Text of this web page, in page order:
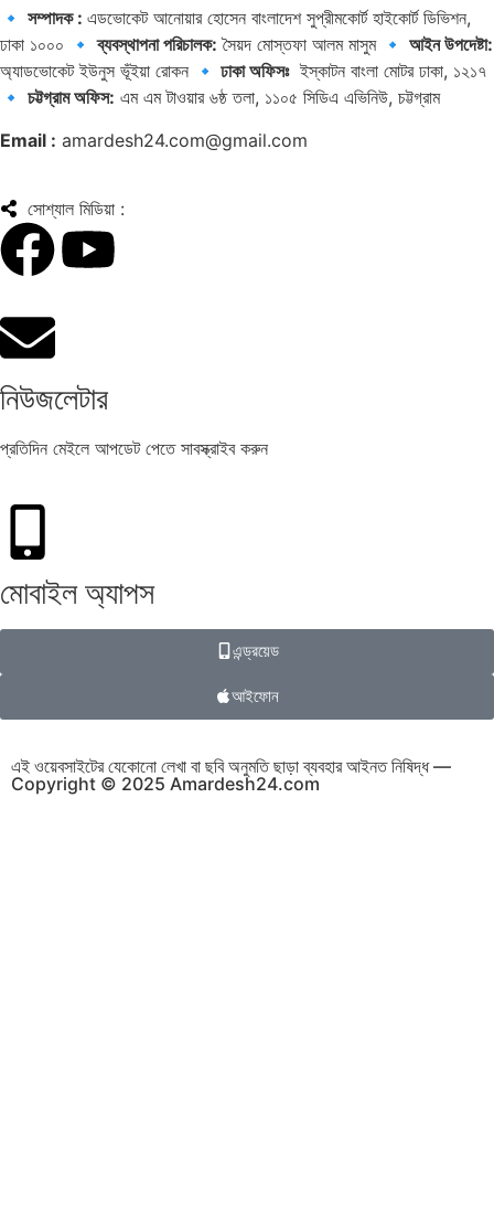
হামের উপসর্গ নিয়ে আরও ৬ শিশুর মৃত্যু।
🔹 সম্পাদক : এডভোকেট আনোয়ার হোসেন বাংলাদেশ সুপ্রীমকোর্ট হাইকোর্ট ডিভিশন,
ঢাকা ১০০০ 🔹ব্যবস্থাপনা পরিচালক: সৈয়দ মোস্তফা আলম মাসুম 🔹 আইন উপদেষ্টা:
অ্যাডভোকেট ইউনুস ভূঁইয়া রোকন 🔹 ঢাকা অফিসঃইস্কাটন বাংলা মোটর ঢাকা, ১২১৭
🔹 চট্টগ্রাম অফিস: এম এম টাওয়ার ৬ষ্ঠ তলা, ১১০৫ সিডিএ এভিনিউ, চট্টগ্রাম
Email : amardesh24.com@gmail.com
সোশ্যাল মিডিয়া :
নিউজলেটার
প্রতিদিন মেইলে আপডেট পেতে সাবস্ক্রাইব করুন
মোবাইল অ্যাপস
এন্ড্রয়েড
আইফোন
এই ওয়েবসাইটের যেকোনো লেখা বা ছবি অনুমতি ছাড়া ব্যবহার আইনত নিষিদ্ধ —
Copyright © 2025 Amardesh24.com